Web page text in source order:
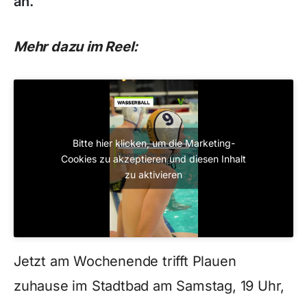
Mehr dazu im Reel:
Bitte hier klicken, um die Marketing-
Cookies zu akzeptieren und diesen Inhalt
zu aktivieren
Jetzt am Wochenende trifft Plauen
zuhause im Stadtbad am Samstag, 19 Uhr,